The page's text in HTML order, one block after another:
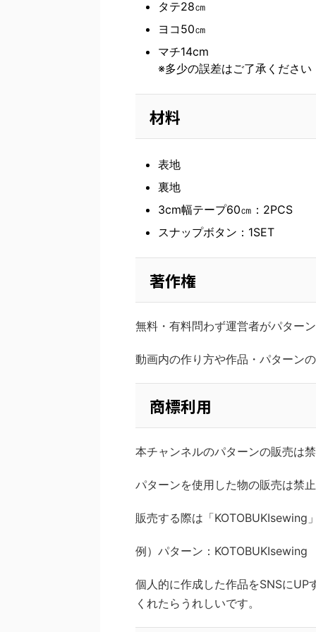
タテ28㎝
ヨコ50㎝
マチ14cm
※多少の誤差はご了承ください
材料
表地
裏地
3cm幅テープ60㎝：2PCS
スナップボタン：1SET
著作権
無料・有料問わず運営者がパター
動画内の作り方や作品・パターン
商標利用
本チャンネルのパターンの販売は
パターンを使用した物の販売は禁
販売する際は「KOTOBUKIsewing
例）パターン：KOTOBUKIsewing
個人的に作成した作品をSNSに
くれたらうれしいです。